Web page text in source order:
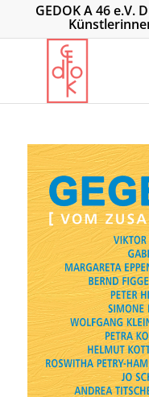
GEDOK A 46 e.V.